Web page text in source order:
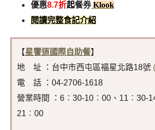
優惠8.7折起餐券 Klook
閱讀完整食記介紹
【星饗道國際自助餐】
地 址 ：台中市西屯區福星北路18號
電 話 ：04-2706-1618
營業時間 ：6︰30-10︰00、11︰30-
21︰00